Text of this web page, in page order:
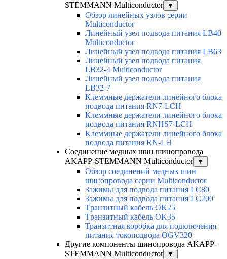
STEMMANN Multiconductor
▼
Обзор линейных узлов серии
Multiconductor
Линейный узел подвода питания LB40
Multiconductor
Линейный узел подвода питания LB63
Линейный узел подвода питания
LB32-4 Multiconductor
Линейный узел подвода питания
LB32-7
Клеммные держатели линейного блока
подвода питания RN7-LCH
Клеммные держатели линейного блока
подвода питания RNHS7-LCH
Клеммные держатели линейного блока
подвода питания RN-LH
Соединение медных шин шинопровода
AKAPP-STEMMANN Multiconductor
▼
Обзор соединений медных шин
шинопровода серии Multiconductor
Зажимы для подвода питания LC80
Зажимы для подвода питания LC200
Tранзитный кабель OK25
Tранзитный кабель OK35
Транзитная коробка для подключения
питания токоподвода OGV320
Другие компоненты шинопровода AKAPP-
STEMMANN Multiconductor
▼